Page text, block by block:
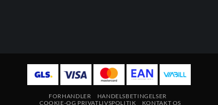
FORHANDLER
HANDELSBETINGELSER
COOKIE-OG PRIVATLIVSPOLITIK
KONTAKT OS